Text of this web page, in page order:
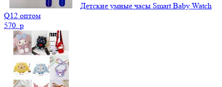
Детские умные часы Smart Baby Watch
Q12 оптом
570. p